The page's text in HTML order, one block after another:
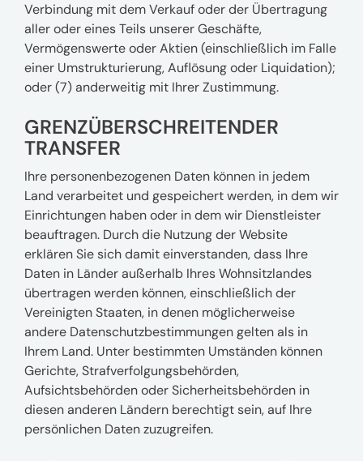
Verbindung mit dem Verkauf oder der Übertragung
aller oder eines Teils unserer Geschäfte,
Vermögenswerte oder Aktien (einschließlich im Falle
einer Umstrukturierung, Auflösung oder Liquidation);
oder (7) anderweitig mit Ihrer Zustimmung.
GRENZÜBERSCHREITENDER
TRANSFER
Ihre personenbezogenen Daten können in jedem
Land verarbeitet und gespeichert werden, in dem wir
Einrichtungen haben oder in dem wir Dienstleister
beauftragen. Durch die Nutzung der Website
erklären Sie sich damit einverstanden, dass Ihre
Daten in Länder außerhalb Ihres Wohnsitzlandes
übertragen werden können, einschließlich der
Vereinigten Staaten, in denen möglicherweise
andere Datenschutzbestimmungen gelten als in
Ihrem Land. Unter bestimmten Umständen können
Gerichte, Strafverfolgungsbehörden,
Aufsichtsbehörden oder Sicherheitsbehörden in
diesen anderen Ländern berechtigt sein, auf Ihre
persönlichen Daten zuzugreifen.